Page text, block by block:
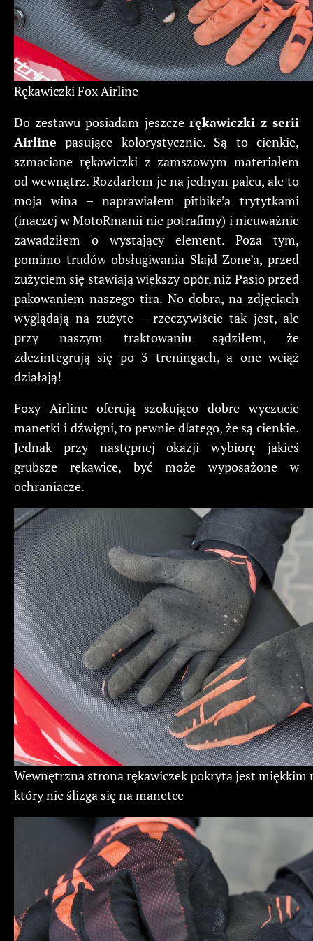
Rękawiczki Fox Airline
Do zestawu posiadam jeszcze rękawiczki z serii
Airline pasujące kolorystycznie. Są to cienkie,
szmaciane rękawiczki z zamszowym materiałem
od wewnątrz. Rozdarłem je na jednym palcu, ale to
moja wina – naprawiałem pitbike’a trytytkami
(inaczej w MotoRmanii nie potrafimy) i nieuważnie
zawadziłem o wystający element. Poza tym,
pomimo trudów obsługiwania Slajd Zone’a, przed
zużyciem się stawiają większy opór, niż Pasio przed
pakowaniem naszego tira. No dobra, na zdjęciach
wyglądają na zużyte – rzeczywiście tak jest, ale
przy naszym traktowaniu sądziłem, że
zdezintegrują się po 3 treningach, a one wciąż
działają!
Foxy Airline oferują szokująco dobre wyczucie
manetki i dźwigni, to pewnie dlatego, że są cienkie.
Jednak przy następnej okazji wybiorę jakieś
grubsze rękawice, być może wyposażone w
ochraniacze.
Wewnętrzna strona rękawiczek pokryta jest miękkim
który nie ślizga się na manetce